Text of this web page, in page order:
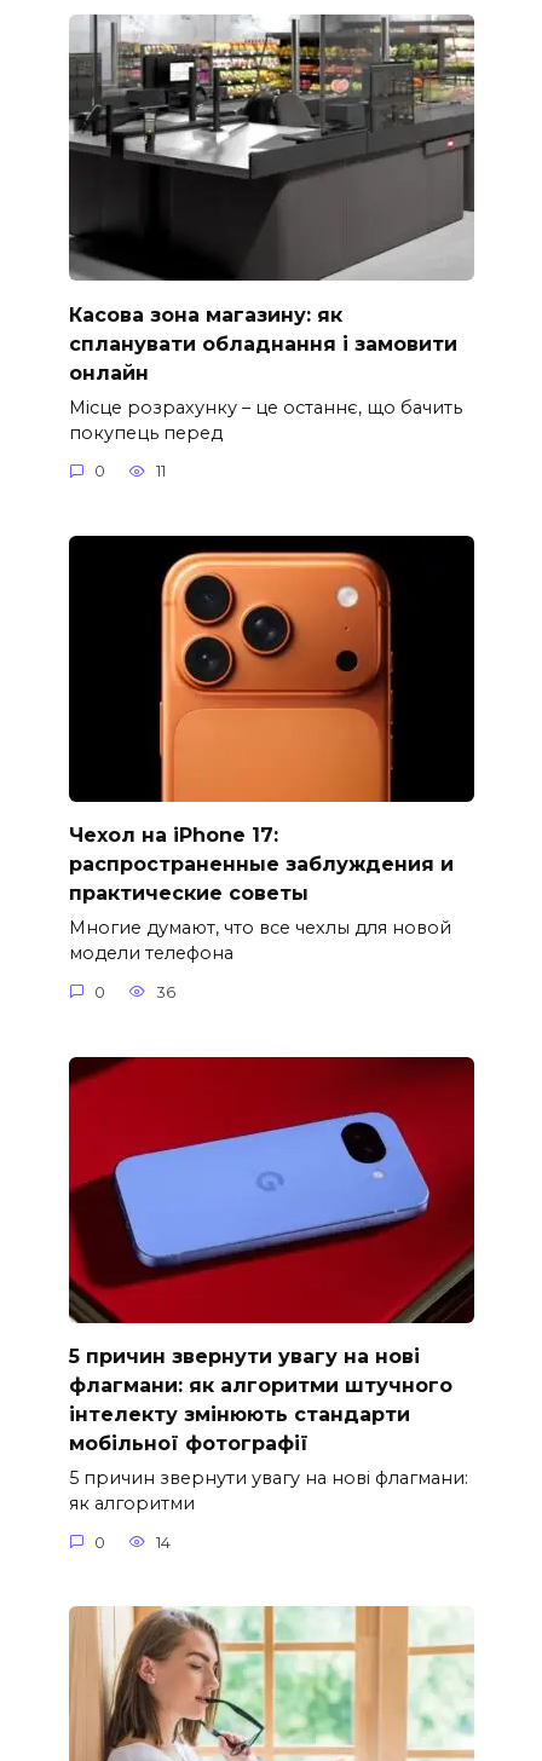
Касова зона магазину: як
спланувати обладнання і замовити
онлайн
Місце розрахунку – це останнє, що бачить
покупець перед
0 11
Чехол на iPhone 17:
распространенные заблуждения и
практические советы
Многие думают, что все чехлы для новой
модели телефона
0 36
5 причин звернути увагу на нові
флагмани: як алгоритми штучного
інтелекту змінюють стандарти
мобільної фотографії
5 причин звернути увагу на нові флагмани:
як алгоритми
0 14